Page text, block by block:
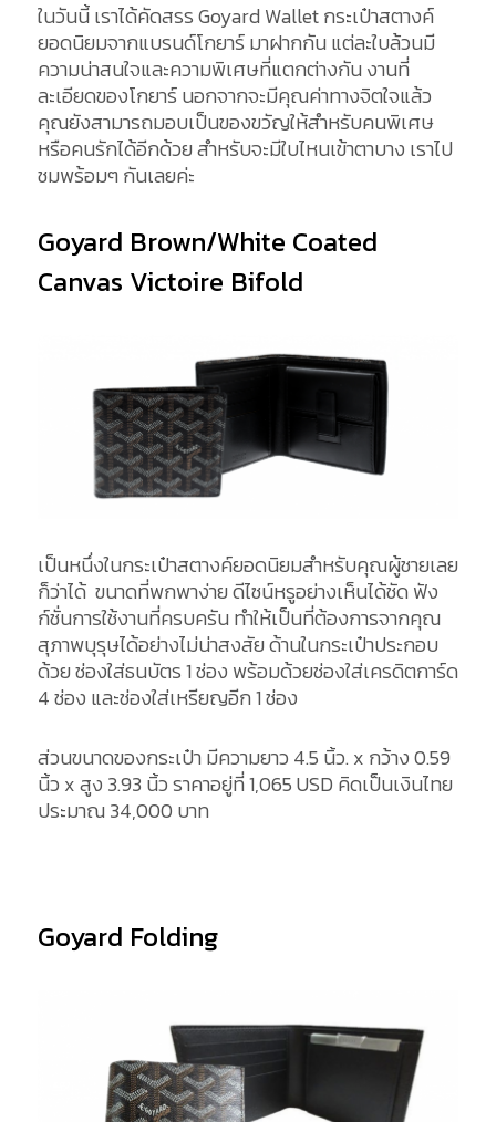
ในวันนี้ เราได้คัดสรร Goyard Wallet กระเป๋าสตางค์
ยอดนิยมจากแบรนด์โกยาร์ มาฝากกัน แต่ละใบล้วนมี
ความน่าสนใจและความพิเศษที่แตกต่างกัน งานที่
ละเอียดของโกยาร์ นอกจากจะมีคุณค่าทางจิตใจแล้ว
คุณยังสามารถมอบเป็นของขวัญให้สำหรับคนพิเศษ
หรือคนรักได้อีกด้วย สำหรับจะมีใบไหนเข้าตาบาง เราไป
ชมพร้อมๆ กันเลยค่ะ
Goyard Brown/White Coated
Canvas Victoire Bifold
เป็นหนึ่งในกระเป๋าสตางค์ยอดนิยมสำหรับคุณผู้ชายเลย
ก็ว่าได้ ขนาดที่พกพาง่าย ดีไซน์หรูอย่างเห็นได้ชัด ฟัง
ก์ชั่นการใช้งานที่ครบครัน ทำให้เป็นที่ต้องการจากคุณ
สุภาพบุรุษได้อย่างไม่น่าสงสัย ด้านในกระเป๋าประกอบ
ด้วย ช่องใส่ธนบัตร 1 ช่อง พร้อมด้วยช่องใส่เครดิตการ์ด
4 ช่อง และช่องใส่เหรียญอีก 1 ช่อง
ส่วนขนาดของกระเป๋า มีความยาว 4.5 นิ้ว. x กว้าง 0.59
นิ้ว x สูง 3.93 นิ้ว ราคาอยู่ที่ 1,065 USD คิดเป็นเงินไทย
ประมาณ 34,000 บาท
Goyard Folding